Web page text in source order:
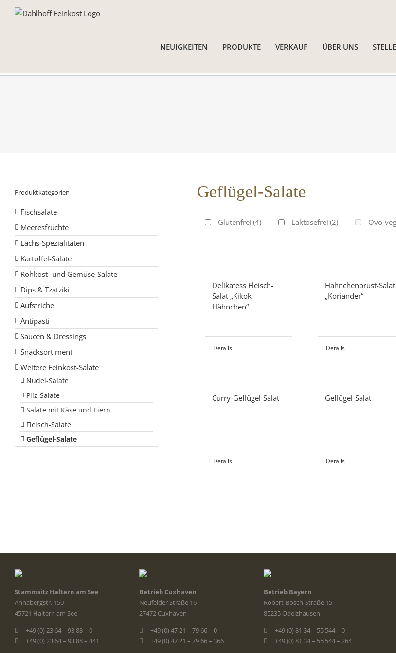
NEUIGKEITEN
PRODUKTE VERKAUF ÜBER UNS
Geflügel-Salate
Glutenfrei (4) Laktosefrei (2) Ovo-
Delikatess Fleisch-
Salat „Kikok
Hähnchen“
Details
Hähnchenbrust-Salat
„Koriander“
Details
Curry-Geflügel-Salat
Details
Geflügel-Salat
Details
Produktkategorien
Fischsalate
Meeresfrüchte
Lachs-Spezialitäten
Kartoffel-Salate
Rohkost- und Gemüse-Salate
Dips & Tzatziki
Aufstriche
Antipasti
Saucen & Dressings
Snacksortiment
Weitere Feinkost-Salate
Nudel-Salate
Pilz-Salate
Salate mit Käse und Eiern
Fleisch-Salate
Geflügel-Salate
Stammsitz Haltern am See
Annabergstr. 150
45721 Haltern am See
+49 (0) 23 64 – 93 88 – 0
+49 (0) 23 64 – 93 88 – 441
Betrieb Cuxhaven
Neufelder Straße 16
27472 Cuxhaven
+49 (0) 47 21 – 79 66 – 0
+49 (0) 47 21 – 79 66 – 366
Betrieb Bayern
Robert-Bosch-Straße 15
85235 Odelzhausen
+49 (0) 81 34 – 55 544 – 0
+49 (0) 81 34 – 55 544 – 264